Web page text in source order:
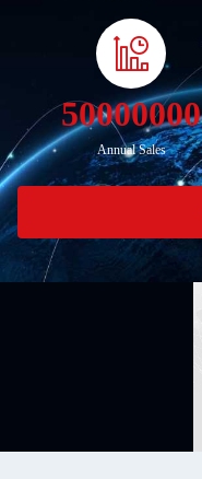
50000000
Annual Sales